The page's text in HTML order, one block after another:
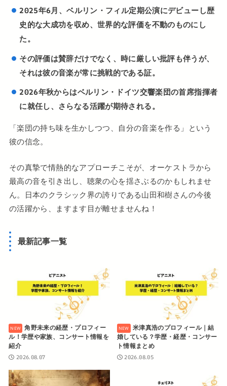
2025年6月、ベルリン・フィル定期公演にデビューし歴
史的な大成功を収め、世界的な評価を不動のものにし
た。
その評価は賛辞だけでなく、時に厳しい批評も伴うが、
それは彼の音楽が常に挑戦的である証。
2026年秋からはベルリン・ドイツ交響楽団の首席指揮者
に就任し、さらなる活躍が期待される。
「楽団の持ち味を生かしつつ、自分の音楽を作る」という
彼の信念。
その真摯で情熱的なアプローチこそが、オーケストラから
最高の音を引き出し、聴衆の心を揺さぶるのかもしれませ
ん。日本のクラシック界の誇りである山田和樹さんの今後
の活躍から、ますます目が離せませんね！
最新記事一覧
角野未来の経歴・プロフィー
ル！学歴や家族、コンサート情報を
紹介
2026.08.07
米津真浩のプロフィール｜結
婚している？学歴・経歴・コンサー
ト情報まとめ
2026.08.05